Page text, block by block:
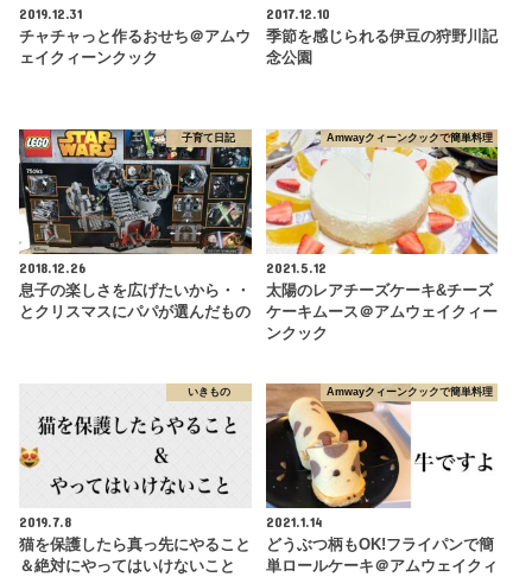
2019.12.31
チャチャっと作るおせち＠アムウ
ェイクィーンクック
2017.12.10
季節を感じられる伊豆の狩野川記
念公園
子育て日記
2018.12.26
息子の楽しさを広げたいから・・
とクリスマスにパパが選んだもの
Amwayクィーンクックで簡単料理
2021.5.12
太陽のレアチーズケーキ&チーズ
ケーキムース＠アムウェイクィー
ンクック
いきもの
2019.7.8
猫を保護したら真っ先にやること
＆絶対にやってはいけないこと
Amwayクィーンクックで簡単料理
2021.1.14
どうぶつ柄もOK!フライパンで簡
単ロールケーキ＠アムウェイクィ